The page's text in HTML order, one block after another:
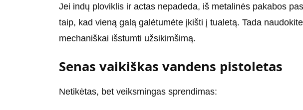
Jei indų ploviklis ir actas nepadeda, iš metalinės pakabos
taip, kad vieną galą galėtumėte įkišti į tualetą. Tada
mechaniškai išstumti užsikimšimą.
Senas vaikiškas vandens pistoletas
Netikėtas, bet veiksmingas sprendimas: